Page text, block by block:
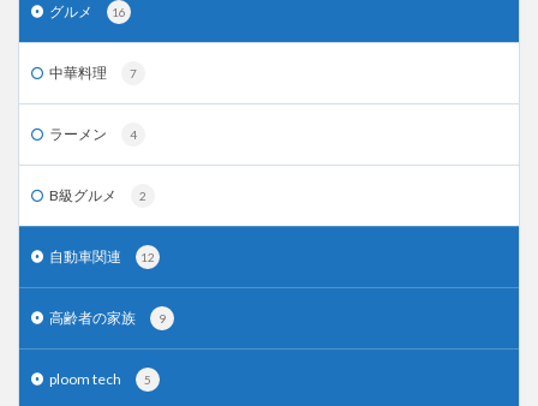
グルメ 16
中華料理 7
ラーメン 4
B級グルメ 2
自動車関連 12
高齢者の家族 9
ploom tech 5